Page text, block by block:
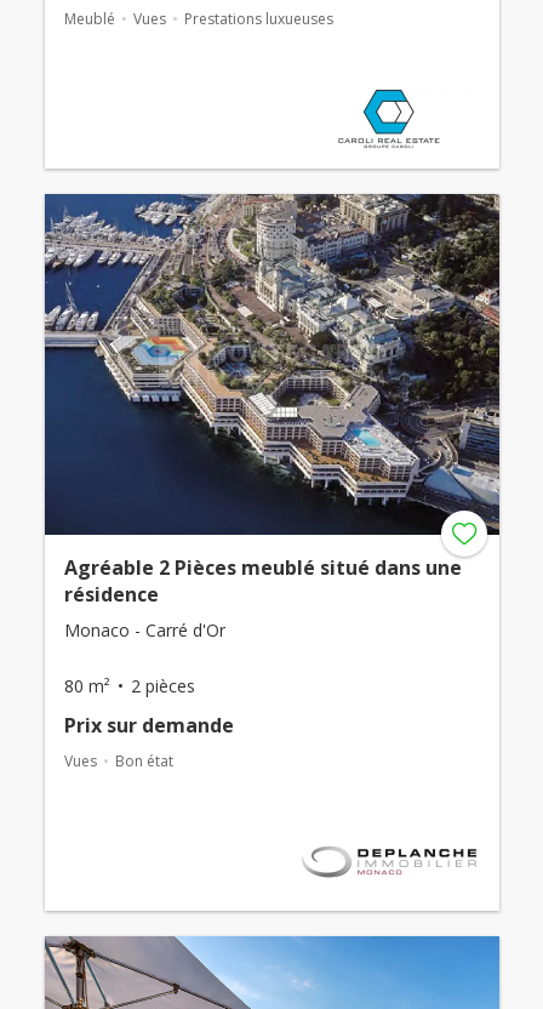
Meublé Vues Prestations luxueuses
Agréable 2 Pièces meublé situé dans une
résidence
Monaco - Carré d'Or
80 m² 2 pièces
Prix ​​sur demande
Vues Bon état